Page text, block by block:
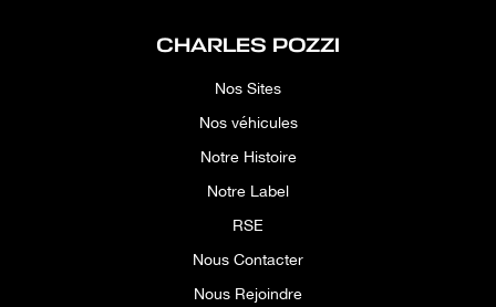
CHARLES POZZI
Nos Sites
Nos véhicules
Notre Histoire
Notre Label
RSE
Nous Contacter
Nous Rejoindre